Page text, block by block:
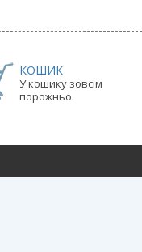
КОШИК
У кошику зовсім
порожньо.